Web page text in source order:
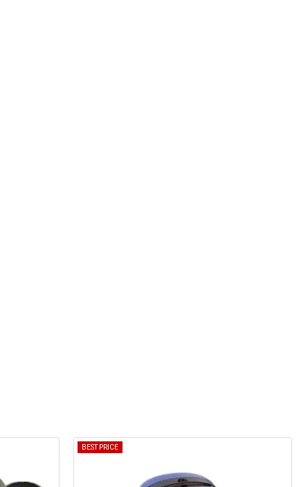
BEST PRICE